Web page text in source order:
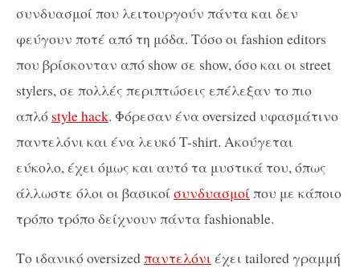
συνδυασμοί που λειτουργούν πάντα και δεν
φεύγουν ποτέ από τη μόδα. Τόσο οι fashion editors
που βρίσκονταν από show σε show, όσο και οι street
stylers, σε πολλές περιπτώσεις επέλεξαν το πιο
απλό style hack. Φόρεσαν ένα oversized υφασμάτινο
παντελόνι και ένα λευκό T-shirt. Ακούγεται
εύκολο, έχει όμως και αυτό τα μυστικά του, όπως
άλλωστε όλοι οι βασικοί συνδυασμοί που με κάποιο
τρόπο τρόπο δείχνουν πάντα fashionable.
Το ιδανικό oversizedπαντελόνι έχει tailored γραμμή